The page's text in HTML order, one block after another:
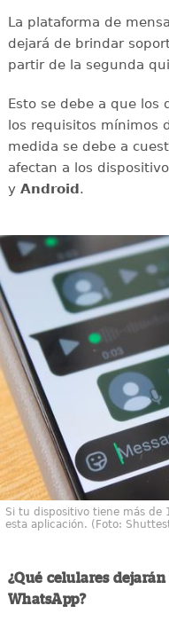
La plataforma de
dejará de brindar
partir de la segunda
Esto se debe a que
los requisitos mínimos
medida se debe a
afectan a los
y Android .
Si tu dispositivo tiene más de
esta aplicación. (Foto:
¿Qué celulares
WhatsApp?